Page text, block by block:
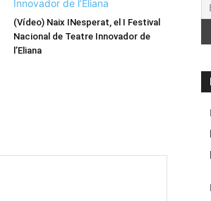
(Vídeo) Naix INesperat, el I Festival
Nacional de Teatre Innovador de
l’Eliana